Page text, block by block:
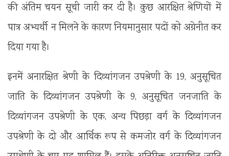
की अंतिम चयन सूची जारी कर दी है। कुछ आरक्षित श्रेणियों में
पात्र अभ्यर्थी न मिलने के कारण नियमानुसार पदों को अग्रेनीत कर
दिया गया है।
इनमें अनारक्षित श्रेणी के दिव्यांगजन उपश्रेणी के 19, अनुसूचित
जाति के दिव्यांगजन उपश्रेणी के 9, अनुसूचित जनजाति के
दिव्यांगजन उपश्रेणी के एक, अन्य पिछड़ा वर्ग के दिव्यांगजन
उपश्रेणी के दो और आर्थिक रूप से कमजोर वर्ग के दिव्यांगजन